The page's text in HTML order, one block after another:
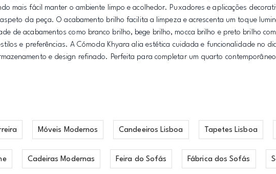
mais fácil manter o ambiente limpo e acolhedor. Puxadores e aplicações
da peça. O acabamento brilho facilita a limpeza e acrescenta um toque
de acabamentos como branco brilho, bege brilho, mocca brilho e preto brilho
e preferências. A Cómoda Khyara alia estética cuidada e funcionalidade no
e design refinado. Perfeita para completar um quarto contemporâneo
Móveis Modernos Candeeiros Lisboa Tapetes Lisboa
Cadeiras Modernas Feira do Sofás Fábrica dos Sofás